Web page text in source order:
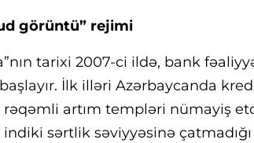
görüntü” rejimi
tarixi 2007-ci ildə, bank
İlk illəri Azərbaycanda
artım templəri nümayiş
sərtlik səviyyəsinə